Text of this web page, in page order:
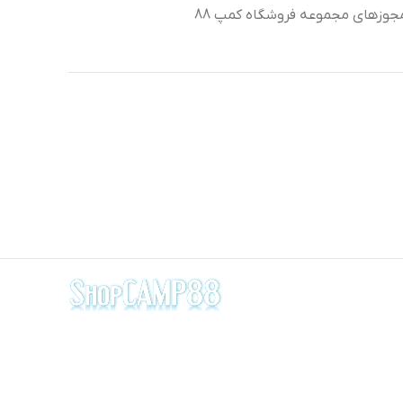
مجموعه فروشگاه کمپ 88